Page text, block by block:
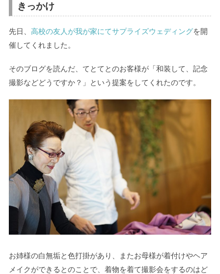
きっかけ
先日、 高校の友人が我が家にてサプライズウェディングを開
催してくれました。
そのブログを読んだ、てとてとのお客様が「和装して、記念
撮影などどうですか？」という提案をしてくれたのです。
お姉様の白無垢と色打掛があり、またお母様が着付けやヘア
メイクができるとのことで、着物を着て撮影会をするのはど